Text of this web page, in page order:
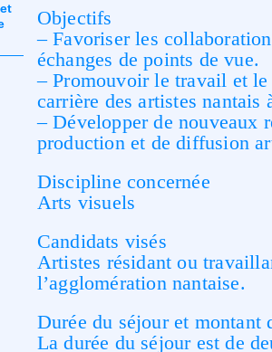
Objectifs
– Favoriser les
échanges de points de vue.
– Promouvoir le travail et
carrière des artistes nantais
– Développer de nouveaux
production et de diffusion
Discipline concernée
Arts visuels
Candidats visés
Artistes résidant ou
l’agglomération nantaise.
Durée du séjour et montant
La durée du séjour est de